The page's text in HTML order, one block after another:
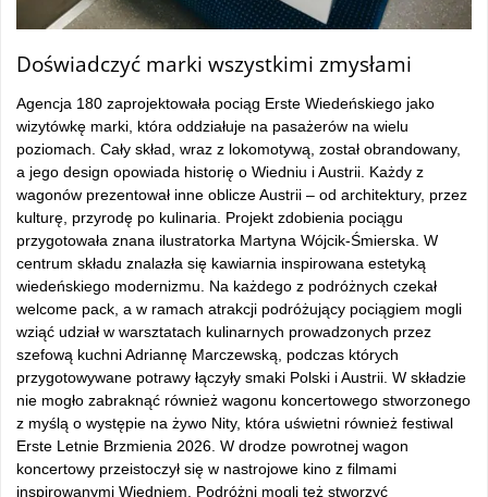
Doświadczyć marki wszystkimi zmysłami
Agencja 180 zaprojektowała pociąg Erste Wiedeńskiego jako
wizytówkę marki, która oddziałuje na pasażerów na wielu
poziomach. Cały skład, wraz z lokomotywą, został obrandowany,
a jego design opowiada historię o Wiedniu i Austrii. Każdy z
wagonów prezentował inne oblicze Austrii – od architektury, przez
kulturę, przyrodę po kulinaria. Projekt zdobienia pociągu
przygotowała znana ilustratorka Martyna Wójcik-Śmierska. W
centrum składu znalazła się kawiarnia inspirowana estetyką
wiedeńskiego modernizmu. Na każdego z podróżnych czekał
welcome pack, a w ramach atrakcji podróżujący pociągiem mogli
wziąć udział w warsztatach kulinarnych prowadzonych przez
szefową kuchni Adriannę Marczewską, podczas których
przygotowywane potrawy łączyły smaki Polski i Austrii. W składzie
nie mogło zabraknąć również wagonu koncertowego stworzonego
z myślą o występie na żywo Nity, która uświetni również festiwal
Erste Letnie Brzmienia 2026. W drodze powrotnej wagon
koncertowy przeistoczył się w nastrojowe kino z filmami
inspirowanymi Wiedniem. Podróżni mogli też stworzyć